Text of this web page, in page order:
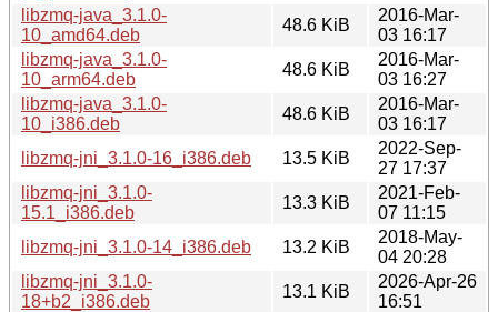
libzmq-java_3.1.0-
10_amd64.deb
48.6 KiB
2016-Mar-
03 16:17
libzmq-java_3.1.0-
10_arm64.deb
48.6 KiB
2016-Mar-
03 16:27
libzmq-java_3.1.0-
10_i386.deb
48.6 KiB
2016-Mar-
03 16:17
libzmq-jni_3.1.0-16_i386.deb
13.5 KiB
2022-Sep-
27 17:37
libzmq-jni_3.1.0-
15.1_i386.deb
13.3 KiB
2021-Feb-
07 11:15
libzmq-jni_3.1.0-14_i386.deb
13.2 KiB
2018-May-
04 20:28
libzmq-jni_3.1.0-
18+b2_i386.deb
13.1 KiB
2026-Apr-26
16:51